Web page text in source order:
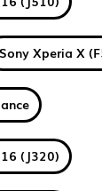
Sony Xperia X
(J320)